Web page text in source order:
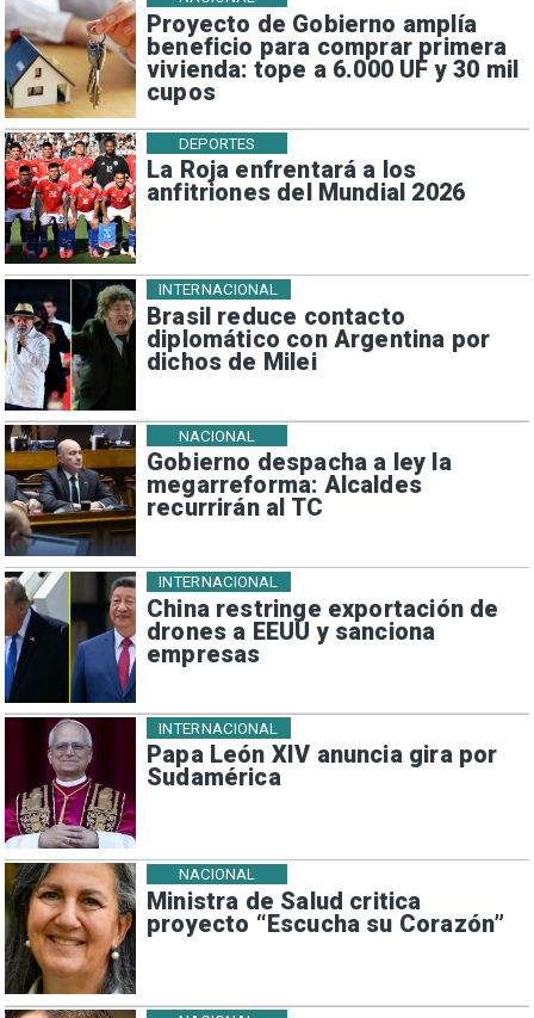
Proyecto de Gobierno amplía
beneficio para comprar primera
vivienda: tope a 6.000 UF y 30 mil
cupos
La Roja enfrentará a los
anfitriones del Mundial 2026
DEPORTES
Brasil reduce contacto
diplomático con Argentina por
dichos de Milei
INTERNACIONAL
Gobierno despacha a ley la
megarreforma: Alcaldes
recurrirán al TC
NACIONAL
China restringe exportación de
drones a EEUU y sanciona
empresas
INTERNACIONAL
Papa León XIV anuncia gira por
Sudamérica
INTERNACIONAL
Ministra de Salud critica
proyecto “Escucha su Corazón”
NACIONAL